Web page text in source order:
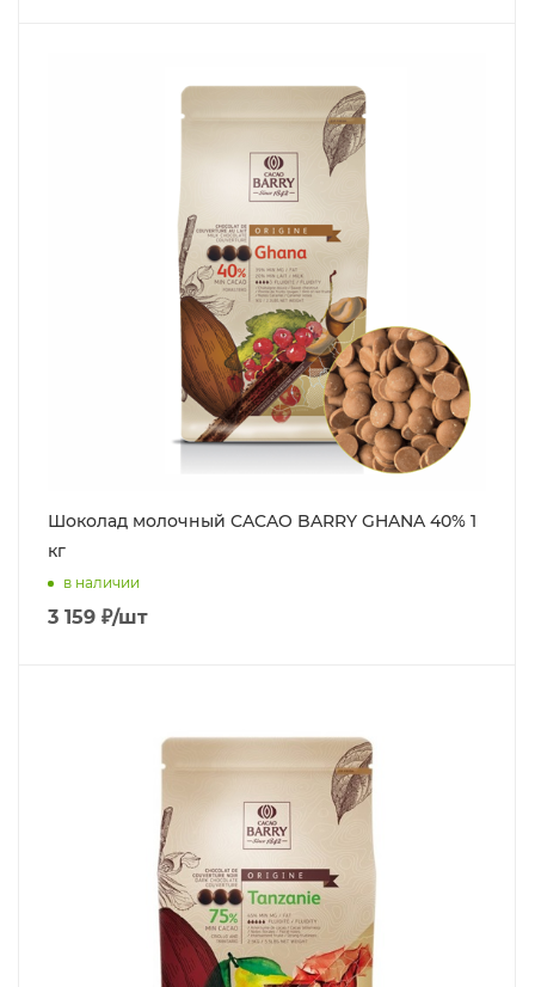
Шоколад молочный CACAO BARRY GHANA 40% 1
кг
в наличии
3 159 ₽/шт